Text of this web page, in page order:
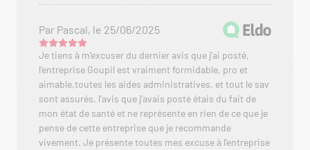
Par Pascal, le 25/06/2025
Je tiens à m’excuser du dernier avis que j’ai posté,
l’entreprise Goupil est vraiment formidable, pro et
aimable,toutes les aides administratives, et tout le sav
sont assurés, l’avis que j’avais posté étais du fait de
mon état de santé et ne représente en rien de ce que je
pense de cette entreprise que je recommande
vivement. Je présente toutes mes excuse à l’entreprise